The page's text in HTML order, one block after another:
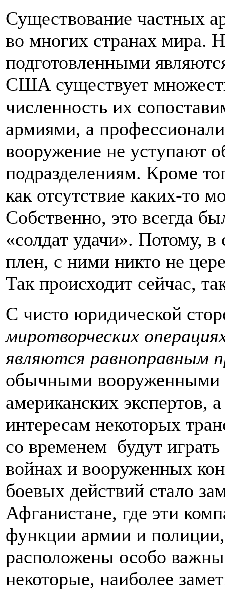
Существование частных
во многих странах мира.
подготовленными
США существует
численность их
армиями, а
вооружение не уступают
подразделениям. Кроме
как отсутствие каких-то
Собственно, это всегда
«солдат удачи». Потому,
плен, с ними никто не
Так происходит сейчас,
С чисто юридической
миротворческих
являются равноправным
обычными вооруженными
американских
интересам некоторых
со временем будут
войнах и вооруженных
боевых действий стало
Афганистане, где эти
функции армии и
расположены особо
некоторые, наиболее